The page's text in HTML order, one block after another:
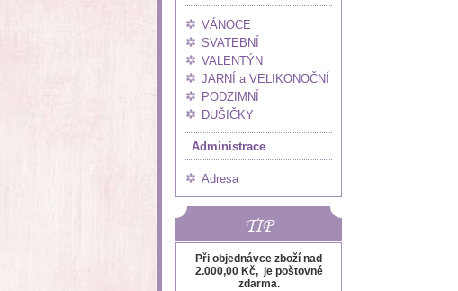
VÁNOCE
SVATEBNÍ
VALENTÝN
JARNÍ a VELIKONOČNÍ
PODZIMNÍ
DUŠIČKY
Administrace
Adresa
TIP
Při objednávce zboží nad
2.000,00 Kč, je poštovné
zdarma.